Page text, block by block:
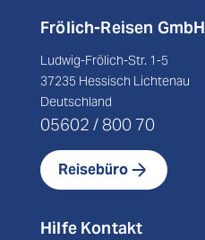
Frölich-Reisen GmbH
Ludwig-Frölich-Str. 1-5
37235 Hessisch Lichtenau
Deutschland
05602 / 800 70
Reisebüro
Hilfe Kontakt